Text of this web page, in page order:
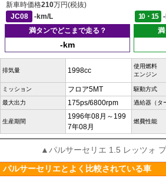
新車時価格210万円(税抜)
JC08
-km/L 10・15
満タンでどこまで走る？
-km
満
排気量 1998cc
使用燃料
エンジン
ミッション フロア5MT 駆動方式
最大出力 175ps/6800rpm 過給器（タ
生産期間
1996年08月～199
7年08月
燃費性能
▲パルサーセリエ 1.5 レッツォ
パルサーセリエとよく比較されている車